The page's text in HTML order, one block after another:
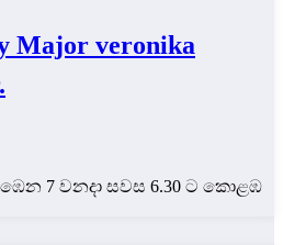
veronika
7 වනදා සවස 6.30 ට කොළඹ